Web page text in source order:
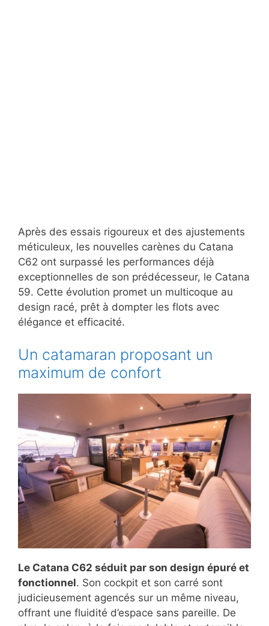
Après des essais rigoureux et des ajustements
méticuleux, les nouvelles carènes du Catana
C62 ont surpassé les performances déjà
exceptionnelles de son prédécesseur, le Catana
59. Cette évolution promet un multicoque au
design racé, prêt à dompter les flots avec
élégance et efficacité.
Un catamaran proposant un
maximum de confort
Le Catana C62 séduit par son design épuré et
fonctionnel. Son cockpit et son carré sont
judicieusement agencés sur un même niveau,
offrant une fluidité d’espace sans pareille. De